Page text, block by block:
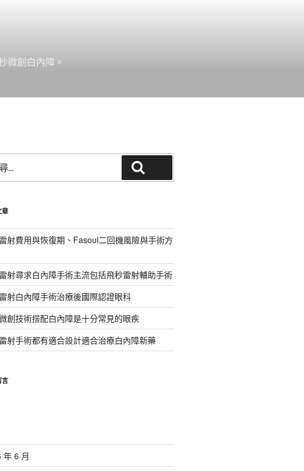
微創白內障。
章
射費用與恢復期、Fasoul二回機風險與手術方
射尋求白內障手術主流包括飛秒雷射輔助手術
射白內障手術治療後國際認證眼科
創技術搭配白內障是十分常見的眼疾
射手術都有適合設計適合治療白內障新藥
言
年 6 月